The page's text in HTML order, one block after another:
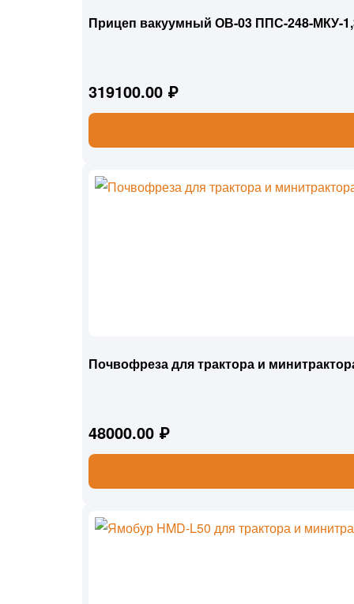
Прицеп вакуумный ОВ-03 ППС-248-МКУ-
319100.00 ₽
Почвофреза для трактора и
48000.00 ₽